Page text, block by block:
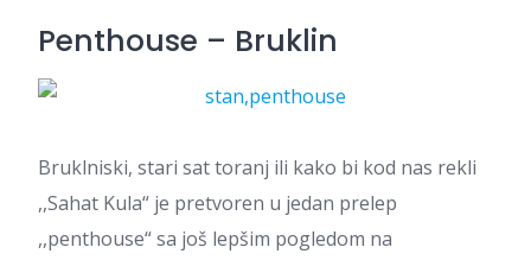
Penthouse – Bruklin
Bruklniski, stari sat toranj ili kako bi kod nas rekli
,,Sahat Kula“ je pretvoren u jedan prelep
,,penthouse“ sa još lepšim pogledom na